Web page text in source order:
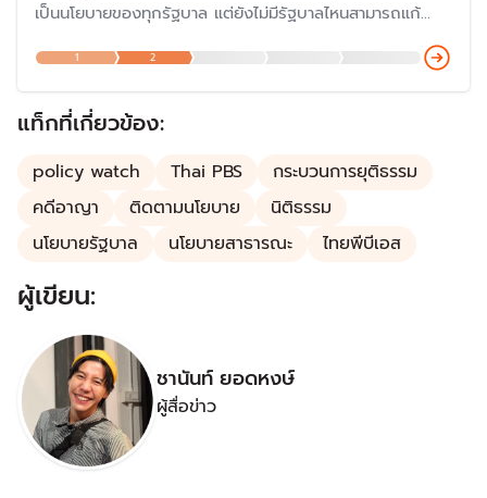
เป็นนโยบายของทุกรัฐบาล แต่ยังไม่มีรัฐบาลไหนสามารถแก้
การสำรวจของสำนักวิจัยต่าง ๆ พบว่าประชาชนมีความเห็นว่า
สถานการณ์รุนแรงขึ้น
1 2
แท็กที่เกี่ยวข้อง:
policy watch Thai PBS
กระบวนการยุติธรรม
คดีอาญา
ติดตามนโยบาย
นิติธรรม
นโยบายรัฐบาล
นโยบายสาธารณะ ไทยพีบีเอส
ผู้เขียน:
ชานันท์ ยอดหงษ์
ผู้สื่อข่าว